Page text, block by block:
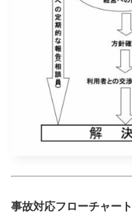
事故対応フローチャー